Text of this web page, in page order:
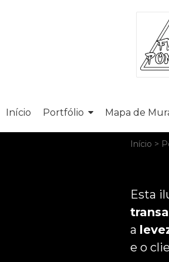
Início Portfólio Mapa de
Início >
Esta
a
e o